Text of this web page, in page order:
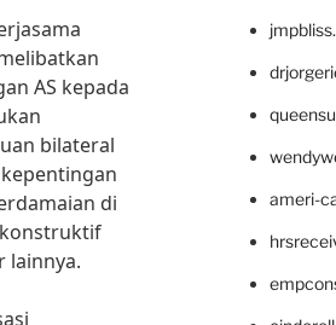
AS kepada
bilateral
di
lainnya.
ameri-